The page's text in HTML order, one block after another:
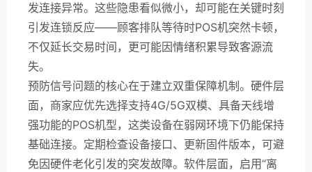
发连接异常。这些隐患看似微小，却可能在关键时刻
引发连锁反应——顾客排队等待时POS机突然卡顿，
不仅延长交易时间，更可能因情绪积累导致客源流
失。
预防信号问题的核心在于建立双重保障机制。硬件层
面，商家应优先选择支持4G/5G双模、具备天线增
强功能的POS机型，这类设备在弱网环境下仍能保持
基础连接。定期检查设备接口、更新固件版本，可避
免因硬件老化引发的突发故障。软件层面，启用“离